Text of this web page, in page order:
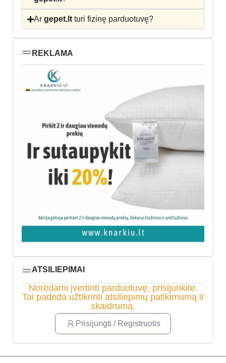
Argepet.lt turi fizinę parduotuvę?
REKLAMA
ATSILIEPIMAI
Norėdami įvertinti parduotuvę, prisijunkite.
Tai padeda užtikrinti atsiliepimų patikimumą ir
skaidrumą.
Prisijungti / Registruotis